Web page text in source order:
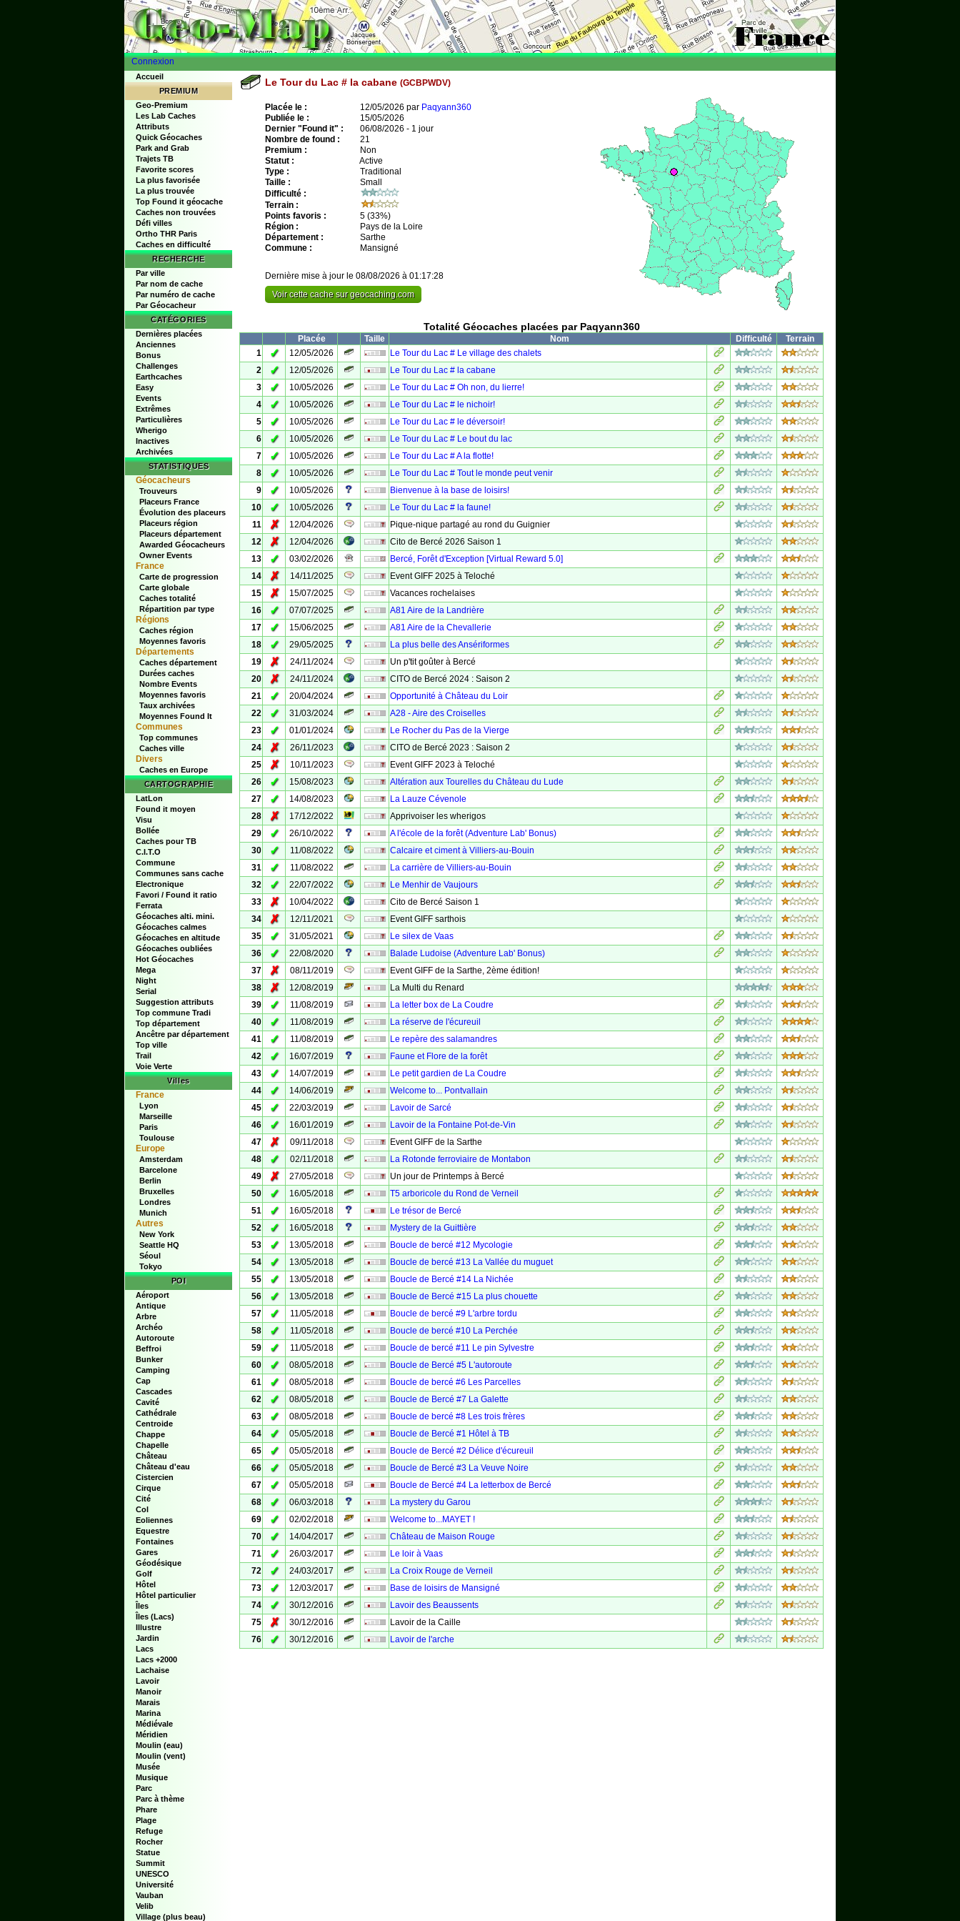
Connexion
Accueil
PREMIUM
Geo-Premium
Les Lab Caches
Attributs
Quick Géocaches
Park and Grab
Trajets TB
Favorite scores
La plus favorisée
La plus trouvée
Top Found it géocache
Caches non trouvées
Défi villes
Ortho THR Paris
Caches en difficulté
RECHERCHE
Par ville
Par nom de cache
Par numéro de cache
Par Géocacheur
CATÉGORIES
Dernières placées
Anciennes
Bonus
Challenges
Earthcaches
Easy
Events
Extrêmes
Particulières
Wherigo
Inactives
Archivées
STATISTIQUES
Géocacheurs
Trouveurs
Placeurs France
Évolution des placeurs
Placeurs région
Placeurs département
Awarded Géocacheurs
Owner Events
France
Carte de progression
Carte globale
Caches totalité
Répartition par type
Régions
Caches région
Moyennes favoris
Départements
Caches département
Durées caches
Nombre Events
Moyennes favoris
Taux archivées
Moyennes Found It
Communes
Top communes
Caches ville
Divers
Caches en Europe
CARTOGRAPHIE
LatLon
Found it moyen
Visu
Bollée
Caches pour TB
C.I.T.O
Commune
Communes sans cache
Electronique
Favori / Found it ratio
Ferrata
Géocaches alti. mini.
Géocaches calmes
Géocaches en altitude
Géocaches oubliées
Hot Géocaches
Mega
Night
Serial
Suggestion attributs
Top commune Tradi
Top département
Ancêtre par département
Top ville
Trail
Voie Verte
Villes
France
Lyon
Marseille
Paris
Toulouse
Europe
Amsterdam
Barcelone
Berlin
Bruxelles
Londres
Munich
Autres
New York
Seattle HQ
Séoul
Tokyo
POI
Aéroport
Antique
Arbre
Archéo
Autoroute
Beffroi
Bunker
Camping
Cap
Cascades
Cavité
Cathédrale
Centroide
Chappe
Chapelle
Château
Château d'eau
Cistercien
Cirque
Cité
Col
Eoliennes
Equestre
Fontaines
Gares
Géodésique
Golf
Hôtel
Hôtel particulier
Îles
Îles (Lacs)
Illustre
Jardin
Lacs
Lacs +2000
Lachaise
Lavoir
Manoir
Marais
Marina
Médiévale
Méridien
Moulin (eau)
Moulin (vent)
Musée
Musique
Parc
Parc à thème
Phare
Plage
Refuge
Rocher
Statue
Summit
UNESCO
Université
Vauban
Velib
Village (plus beau)
Le Tour du Lac # la cabane (GCBPWDV)
Placée le : 12/05/2026 par Paqyann360
Publiée le :
15/05/2026
Dernier "Found it" :
06/08/2026 - 1 jour
Nombre de found :
21
Premium :
Non
Statut :
Active
Type :
Traditional
Taille :
Small
Difficulté :
Terrain :
Points favoris :
5 (33%)
Région :
Pays de la Loire
Département :
Sarthe
Commune :
Mansigné
Dernière mise à jour le 08/08/2026 à 01:17:28
Voir cette cache sur geocaching.com
Totalité Géocaches placées par Paqyann360
Placée Taille Nom Difficulté
Terrain
1
✓ 12/05/2026
Le Tour du Lac # Le village des chalets
2
✓ 12/05/2026
Le Tour du Lac # la cabane
3
✓ 10/05/2026
Le Tour du Lac # Oh non, du lierre!
4
✓ 10/05/2026
Le Tour du Lac # le nichoir!
5
✓ 10/05/2026
Le Tour du Lac # le déversoir!
6
✓ 10/05/2026
Le Tour du Lac # Le bout du lac
7
✓ 10/05/2026
Le Tour du Lac # A la flotte!
8
✓ 10/05/2026
Le Tour du Lac # Tout le monde peut venir
9
✓ 10/05/2026
Bienvenue à la base de loisirs!
10
✓ 10/05/2026
Le Tour du Lac # la faune!
11
✗ 12/04/2026
Pique-nique partagé au rond du Guignier
12
✗ 12/04/2026
Cito de Bercé 2026 Saison 1
13
✓ 03/02/2026
Bercé, Forêt d'Exception [Virtual Reward 5.0]
14
✗ 14/11/2025
Event GIFF 2025 à Teloché
15
✗ 15/07/2025
Vacances rochelaises
16
✓ 07/07/2025
A81 Aire de la Landrière
17
✓ 15/06/2025
A81 Aire de la Chevallerie
18
✓ 29/05/2025
La plus belle des Ansériformes
19
✗ 24/11/2024
Un p'tit goûter à Bercé
20
✗ 24/11/2024
CITO de Bercé 2024 : Saison 2
21
✓ 20/04/2024
Opportunité à Château du Loir
22
✓ 31/03/2024
A28 - Aire des Croiselles
23
✓ 01/01/2024
Le Rocher du Pas de la Vierge
24
✗ 26/11/2023
CITO de Bercé 2023 : Saison 2
25
✗ 10/11/2023
Event GIFF 2023 à Teloché
26
✓ 15/08/2023
Altération aux Tourelles du Château du Lude
27
✓ 14/08/2023
La Lauze Cévenole
28
✗ 17/12/2022
Apprivoiser les wherigos
29
✓ 26/10/2022
A l'école de la forêt (Adventure Lab' Bonus)
30
✓ 11/08/2022
Calcaire et ciment à Villiers-au-Bouin
31
✓ 11/08/2022
La carrière de Villiers-au-Bouin
32
✓ 22/07/2022
Le Menhir de Vaujours
33
✗ 10/04/2022
Cito de Bercé Saison 1
34
✗ 12/11/2021
Event GIFF sarthois
35
✓ 31/05/2021
Le silex de Vaas
36
✓ 22/08/2020
Balade Ludoise (Adventure Lab' Bonus)
37
✗ 08/11/2019
Event GIFF de la Sarthe, 2ème édition!
38
✗ 12/08/2019
La Multi du Renard
39
✓ 11/08/2019
La letter box de La Coudre
40
✓ 11/08/2019
La réserve de l'écureuil
41
✓ 11/08/2019
Le repère des salamandres
42
✓ 16/07/2019
Faune et Flore de la forêt
43
✓ 14/07/2019
Le petit gardien de La Coudre
44
✓ 14/06/2019
Welcome to... Pontvallain
45
✓ 22/03/2019
Lavoir de Sarcé
46
✓ 16/01/2019
Lavoir de la Fontaine Pot-de-Vin
47
✗ 09/11/2018
Event GIFF de la Sarthe
48
✓ 02/11/2018
La Rotonde ferroviaire de Montabon
49
✗ 27/05/2018
Un jour de Printemps à Bercé
50
✓ 16/05/2018
T5 arboricole du Rond de Verneil
51
✓ 16/05/2018
Le trésor de Bercé
52
✓ 16/05/2018
Mystery de la Guittière
53
✓ 13/05/2018
Boucle de bercé #12 Mycologie
54
✓ 13/05/2018
Boucle de bercé #13 La Vallée du muguet
55
✓ 13/05/2018
Boucle de Bercé #14 La Nichée
56
✓ 13/05/2018
Boucle de Bercé #15 La plus chouette
57
✓ 11/05/2018
Boucle de bercé #9 L'arbre tordu
58
✓ 11/05/2018
Boucle de bercé #10 La Perchée
59
✓ 11/05/2018
Boucle de bercé #11 Le pin Sylvestre
60
✓ 08/05/2018
Boucle de Bercé #5 L'autoroute
61
✓ 08/05/2018
Boucle de bercé #6 Les Parcelles
62
✓ 08/05/2018
Boucle de Bercé #7 La Galette
63
✓ 08/05/2018
Boucle de bercé #8 Les trois frères
64
✓ 05/05/2018
Boucle de Bercé #1 Hôtel à TB
65
✓ 05/05/2018
Boucle de Bercé #2 Délice d'écureuil
66
✓ 05/05/2018
Boucle de Bercé #3 La Veuve Noire
67
✓ 05/05/2018
Boucle de Bercé #4 La letterbox de Bercé
68
✓ 06/03/2018
La mystery du Garou
69
✓ 02/02/2018
Welcome to...MAYET !
70
✓ 14/04/2017
Château de Maison Rouge
71
✓ 26/03/2017
Le loir à Vaas
72
✓ 24/03/2017
La Croix Rouge de Verneil
73
✓ 12/03/2017
Base de loisirs de Mansigné
74
✓ 30/12/2016
Lavoir des Beaussents
75
✗ 30/12/2016
Lavoir de la Caille
76
✓ 30/12/2016 Lavoir de l'arche